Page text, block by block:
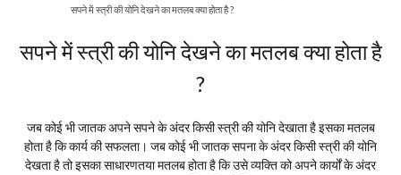
सपने में स्त्री की योनि देखने का मतलब क्या होता है ?
सपने में स्त्री की योनि देखने का मतलब क्या होता है
?
जब कोई भी जातक अपने सपने के अंदर किसी स्त्री की योनि देखाता है इसका मतलब
होता है कि कार्य की सफलता। जब कोई भी जातक सपना के अंदर किसी स्त्री की योनि
देखता है तो इसका साधारणतया मतलब होता है कि उसे व्यक्ति को अपने कार्यों के अंदर